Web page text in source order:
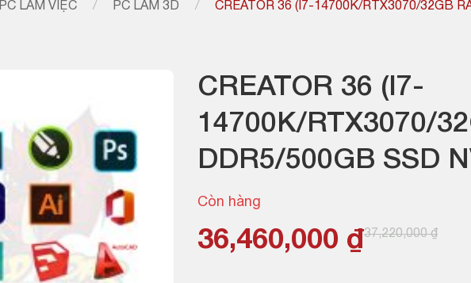
PC LÀM VIỆC / PC LÀM 3D / CREATOR 36 (I7-14700K/RTX3070/32GB
CREATOR 36 (I7-
14700K/RTX3070/
DDR5/500GB SSD
Còn hàng
37,220,000₫
Giá
36,460,000 ₫
Giá